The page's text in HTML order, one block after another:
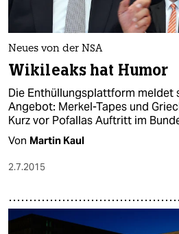
Neues von der NSA
Wikileaks hat Humor
Die Enthüllungsplattform meldet
Angebot: Merkel-Tapes und
Kurz vor Pofallas Auftritt im
Von Martin Kaul
2.7.2015